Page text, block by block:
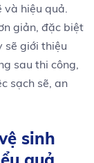
hiệu quả.
giản, đặc biệt
sẽ giới thiệu
sau thi công,
sạch sẽ, an
sinh